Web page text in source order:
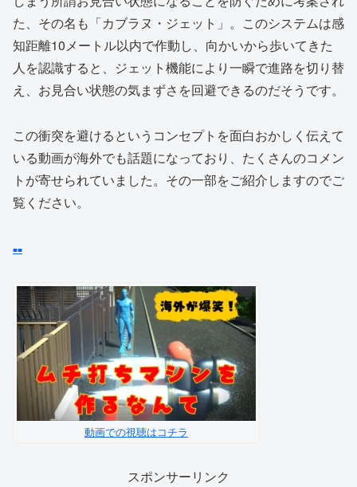
た、その名も「カブラヌ・ジェット」。このシステムは感
知距離10メートル以内で作動し、向かいから歩いてきた
人を認識すると、ジェット機能により一瞬で進路を切り替
え、お見合い状態の気まずさを回避できるのだそうです。
この衝突を避けるというコンセプトを面白おかしく伝えて
いる動画が海外でも話題になっており、たくさんのコメン
トが寄せられていました。その一部をご紹介しますのでご
覧ください。
■■
動画での視聴はコチラ
スポンサーリンク